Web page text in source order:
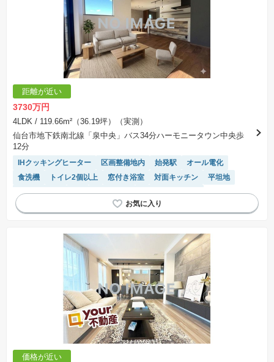
距離が近い
3730万円
4LDK / 119.66m²（36.19坪）（実測）
仙台市地下鉄南北線「泉中央」バス34分ハーモニータウン中央歩
12分
IHクッキングヒーター 区画整備地内 始発駅
オール電化
食洗機
トイレ2個以上 窓付き浴室 対面キッチン
平坦地
閑静な住宅地
SIC 陽当り良好
システムキッチン
接面道路の幅が６m以上
浴室乾燥機
WIC
価格が近い